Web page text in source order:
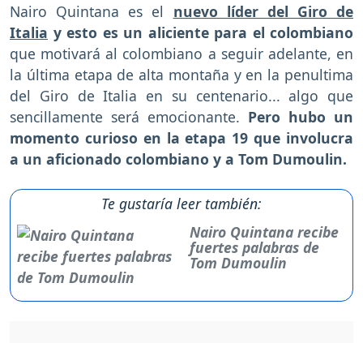
Nairo Quintana es el nuevo líder del Giro de
Italia y esto es un aliciente para el colombiano
que motivará al colombiano a seguir adelante, en
la última etapa de alta montaña y en la penultima
del Giro de Italia en su centenario... algo que
sencillamente será emocionante. Pero hubo un
momento curioso en la etapa 19 que involucra
a un aficionado colombiano y a Tom Dumoulin.
Te gustaría leer también:
Nairo Quintana recibe
fuertes palabras de
Tom Dumoulin